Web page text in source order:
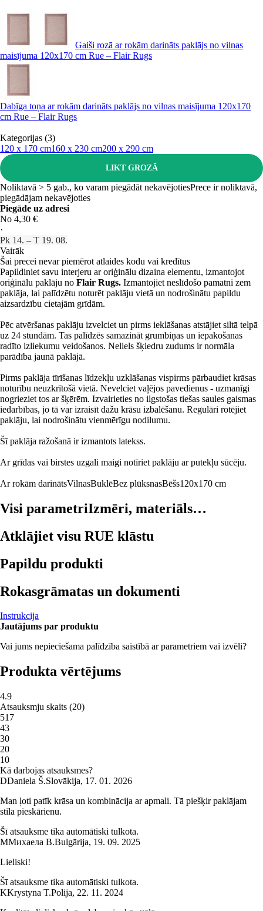
Gaiši rozā ar rokām darināts paklājs no vilnas
maisījuma 120x170 cm Rue – Flair Rugs
Dabīga toņa ar rokām darināts paklājs no vilnas maisījuma 120x170
cm Rue – Flair Rugs
Kategorijas (3)
120 x 170 cm160 x 230 cm200 x 290 cm
LIKT GROZĀ
Noliktavā > 5 gab., ko varam piegādāt nekavējotiesPrece ir noliktavā,
piegādājam nekavējoties
Piegāde uz adresi
No 4,30 €
·
Pk 14. – T 19. 08.
Vairāk
Šai precei nevar piemērot atlaides kodu vai kredītus
Papildiniet savu interjeru ar oriģinālu dizaina elementu, izmantojot
oriģinālu paklāju no Flair Rugs. Izmantojiet neslīdošo pamatni zem
paklāja, lai palīdzētu noturēt paklāju vietā un nodrošinātu papildu
aizsardzību cietajām grīdām.
Pēc atvēršanas paklāju izvelciet un pirms ieklāšanas atstājiet siltā telpā
uz 24 stundām. Tas palīdzēs samazināt grumbiņas un iepakošanas
radīto izliekumu veidošanos. Neliels šķiedru zudums ir normāla
parādība jaunā paklājā.
Pirms paklāja tīrīšanas līdzekļu uzklāšanas vispirms pārbaudiet krāsas
noturību neuzkrītošā vietā. Nevelciet vaļējos pavedienus - uzmanīgi
nogrieziet tos ar šķērēm. Izvairieties no ilgstošas tiešas saules gaismas
iedarbības, jo tā var izraisīt dažu krāsu izbalēšanu. Regulāri rotējiet
paklāju, lai nodrošinātu vienmērīgu nodilumu.
Šī paklāja ražošanā ir izmantots latekss.
Ar grīdas vai birstes uzgali maigi notīriet paklāju ar putekļu sūcēju.
Ar rokām darinātsVilnasBuklēBez plūksnasBēšs120x170 cm
Visi parametriIzmēri, materiāls…
Atklājiet visu RUE klāstu
Papildu produkti
Rokasgrāmatas un dokumenti
Instrukcija
Jautājums par produktu
Vai jums nepieciešama palīdzība saistībā ar parametriem vai izvēli?
Produkta vērtējums
4.9
Atsauksmju skaits (20)
517
43
30
20
10
Kā darbojas atsauksmes?
DDaniela Š.Slovākija, 17. 01. 2026
Man ļoti patīk krāsa un kombinācija ar apmali. Tā piešķir paklājam
stila pieskārienu.
Šī atsauksme tika automātiski tulkota.
ММихаела В.Bulgārija, 19. 09. 2025
Lieliski!
Šī atsauksme tika automātiski tulkota.
KKrystyna T.Polija, 22. 11. 2024